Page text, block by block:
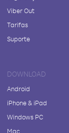
Viber Out
Tarifas
Suporte
DOWNLOAD
Android
iPhone & iPad
Windows PC
Mac